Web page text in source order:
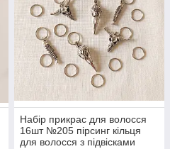
Набір прикрас для волосся
16шт №205 пірсинг кільця
для волосся з підвісками